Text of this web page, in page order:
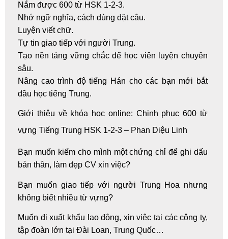
Nắm được 600 từ HSK 1-2-3.
Nhớ ngữ nghĩa, cách dùng đặt câu.
Luyện viết chữ.
Tự tin giao tiếp với người Trung.
Tạo nền tảng vững chắc để học viên luyện chuyên
sâu.
Nâng cao trình độ tiếng Hán cho các bạn mới bắt
đầu học tiếng Trung.
Giới thiệu về khóa học online: Chinh phục 600 từ
vựng Tiếng Trung HSK 1-2-3 – Phan Diệu Linh
Bạn muốn kiếm cho mình một chứng chỉ để ghi dấu
bản thân, làm đẹp CV xin việc?
Bạn muốn giao tiếp với người Trung Hoa nhưng
không biết nhiều từ vựng?
Muốn đi xuất khẩu lao động, xin việc tại các công ty,
tập đoàn lớn tại Đài Loan, Trung Quốc…